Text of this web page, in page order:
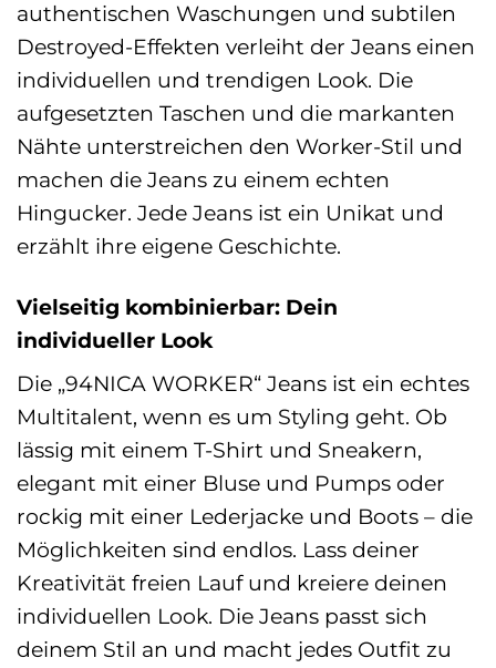
authentischen Waschungen und subtilen
Destroyed-Effekten verleiht der Jeans einen
individuellen und trendigen Look. Die
aufgesetzten Taschen und die markanten
Nähte unterstreichen den Worker-Stil und
machen die Jeans zu einem echten
Hingucker. Jede Jeans ist ein Unikat und
erzählt ihre eigene Geschichte.
Vielseitig kombinierbar: Dein
individueller Look
Die „94NICA WORKER“ Jeans ist ein echtes
Multitalent, wenn es um Styling geht. Ob
lässig mit einem T-Shirt und Sneakern,
elegant mit einer Bluse und Pumps oder
rockig mit einer Lederjacke und Boots – die
Möglichkeiten sind endlos. Lass deiner
Kreativität freien Lauf und kreiere deinen
individuellen Look. Die Jeans passt sich
deinem Stil an und macht jedes Outfit zu